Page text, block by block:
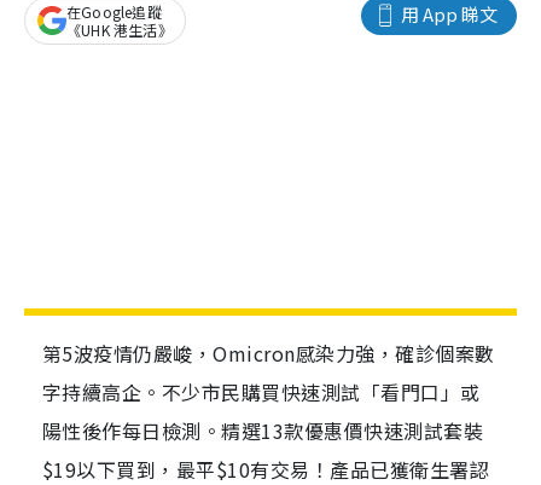
用 App 睇文
在Google追蹤
《UHK 港生活》
第5波疫情仍嚴峻，Omicron感染力強，確診個案數
字持續高企。不少市民購買快速測試「看門口」或
陽性後作每日檢測。精選13款優惠價快速測試套裝
$19以下買到，最平$10有交易！產品已獲衛生署認